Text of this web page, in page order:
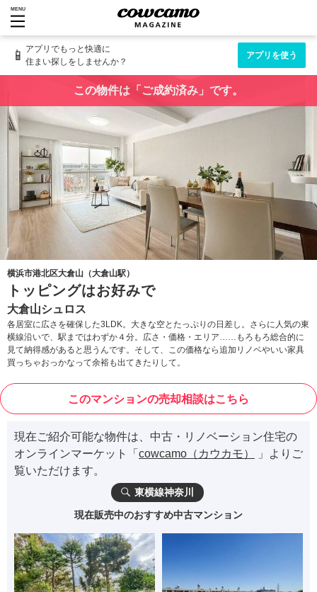
MENU
📱 アプリでもっと快適に
住まい探しをしませんか？
アプリを使う
この物件は「ご成約済み」です。
横浜市港北区大倉山（大倉山駅）
トッピングはお好みで
大倉山シュロス
各居室に広さを確保した3LDK。大きな空とたっぷりの日差し。さらに人気の東
横線沿いで、駅まではわずか４分。広さ・価格・エリア……もろもろ総合的に
見て納得感があると思うんです。そして、この価格なら追加リノベやいい家具
買っちゃおっかなって余裕も出てきたりして。
このマンションの売却相談はこちら
現在ご紹介可能な物件は、中古・リノベーション住宅の
オンラインマーケット「 cowcamo（カウカモ）
」よりご
覧いただけます。
東横線神奈川
現在販売中のおすすめ中古マンション